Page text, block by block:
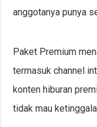
anggotanya punya
Paket Premium
termasuk channel
konten hiburan
tidak mau